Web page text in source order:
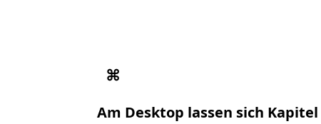
⌘
Am Desktop lassen sich